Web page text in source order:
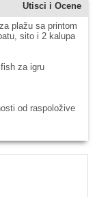
Utisci i Ocene
plažu sa printom
sito i 2 kalupa
za igru
od raspoložive